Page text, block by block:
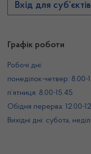
Графік роботи
Робочі дні:
понеділок-четвер: 8.00-
п’ятниця: 8.00-15.45
Обідня перерва: 12.00-
Вихідні дні: субота,
Вхід для суб’єктів